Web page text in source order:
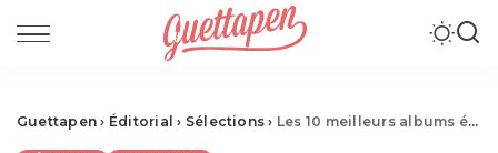
Guettapen › Éditorial › Sélections › Les 10 meilleurs albums électro de 2024 selon la team Guettapen